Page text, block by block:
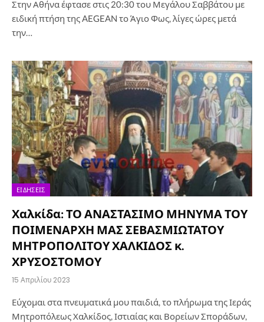
Στην Αθήνα έφτασε στις 20:30 του Μεγάλου Σαββάτου με
ειδική πτήση της AEGEAN το Άγιο Φως, λίγες ώρες μετά
την…
ΕΙΔΉΣΕΙΣ
Χαλκίδα: ΤΟ ΑΝΑΣΤΑΣΙΜΟ ΜΗΝΥΜΑ ΤΟΥ
ΠΟΙΜΕΝΑΡΧΗ ΜΑΣ ΣΕΒΑΣΜΙΩΤΑΤΟΥ
ΜΗΤΡΟΠΟΛΙΤΟΥ ΧΑΛΚΙΔΟΣ κ.
ΧΡΥΣΟΣΤΟΜΟΥ
15 Απριλίου 2023
Εύχομαι στα πνευματικά μου παιδιά, το πλήρωμα της Ιεράς
Μητροπόλεως Χαλκίδος, Ιστιαίας και Βορείων Σποράδων,